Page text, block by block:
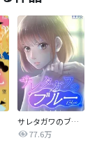
サレタガワのブルー【タテヨミ】
77.6万